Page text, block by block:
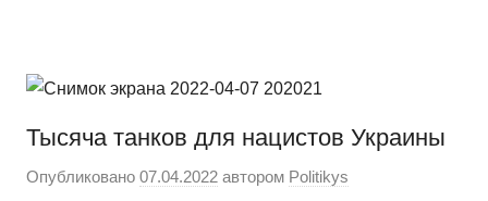
содержимому
сайт
WordPress
Тысяча танков для нацистов Украины
Опубликовано 07.04.2022 автором Politikys